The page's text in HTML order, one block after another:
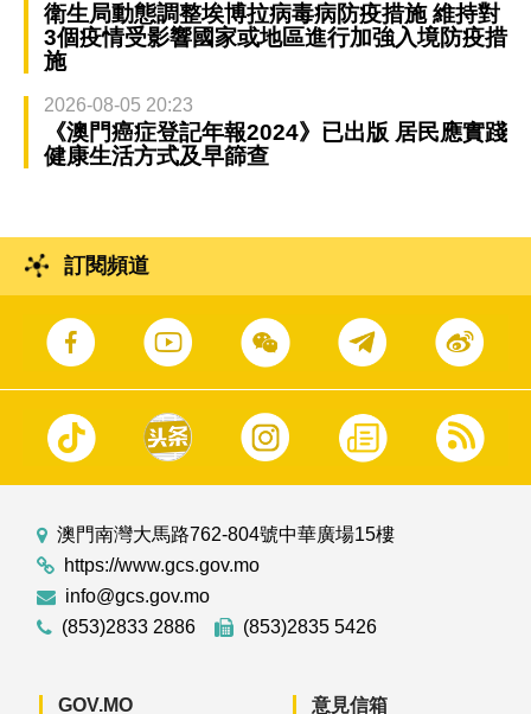
衛生局動態調整埃博拉病毒病防疫措施 維持對
3個疫情受影響國家或地區進行加強入境防疫措
施
2026-08-05 20:23
《澳門癌症登記年報2024》已出版 居民應實踐
健康生活方式及早篩查
訂閱頻道
澳門南灣大馬路762-804號中華廣場15樓
https://www.gcs.gov.mo
info@gcs.gov.mo
(853)2833 2886
(853)2835 5426
GOV.MO 意見信箱